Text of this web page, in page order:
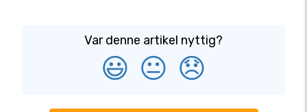
Var denne artikel nyttig?
😃 😐 😞